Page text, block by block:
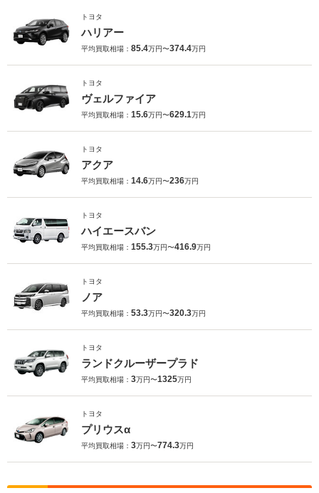
トヨタ
ハリアー
平均買取相場： 85.4万円〜374.4万円
トヨタ
ヴェルファイア
平均買取相場： 15.6万円〜629.1万円
トヨタ
アクア
平均買取相場： 14.6万円〜236万円
トヨタ
ハイエースバン
平均買取相場： 155.3万円〜416.9万円
トヨタ
ノア
平均買取相場： 53.3万円〜320.3万円
トヨタ
ランドクルーザープラド
平均買取相場： 3万円〜1325万円
トヨタ
プリウスα
平均買取相場： 3万円〜774.3万円